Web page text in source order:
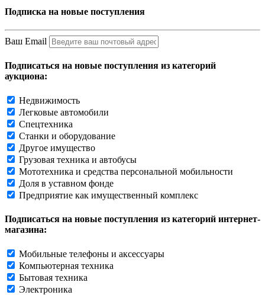
Подписка на новые поступления
Ваш Email
Подписаться на новые поступления из категорий
аукциона:
Недвижимость
Легковые автомобили
Спецтехника
Станки и оборудование
Другое имущество
Грузовая техника и автобусы
Мототехника и средства персональной мобильности
Доля в уставном фонде
Предприятие как имущественный комплекс
Подписаться на новые поступления из категорий интернет-
магазина:
Мобильные телефоны и аксессуары
Компьютерная техника
Бытовая техника
Электроника